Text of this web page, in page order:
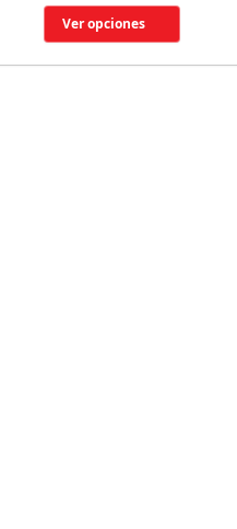
Ver opciones